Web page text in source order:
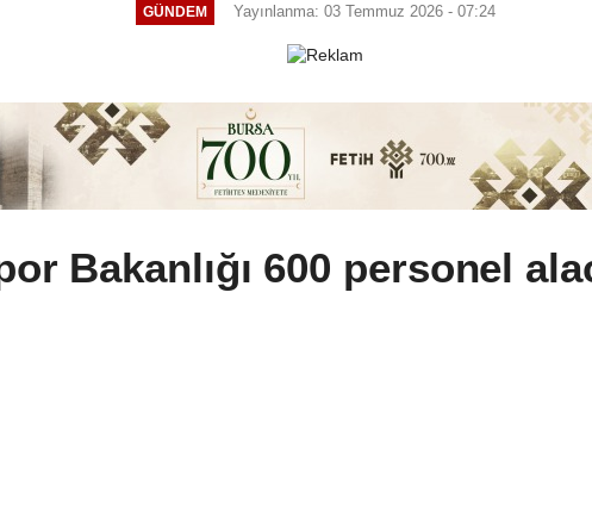
GÜNDEM Yayınlanma: 03 Temmuz 2026 - 07:24
Bakanlığı 600 personel